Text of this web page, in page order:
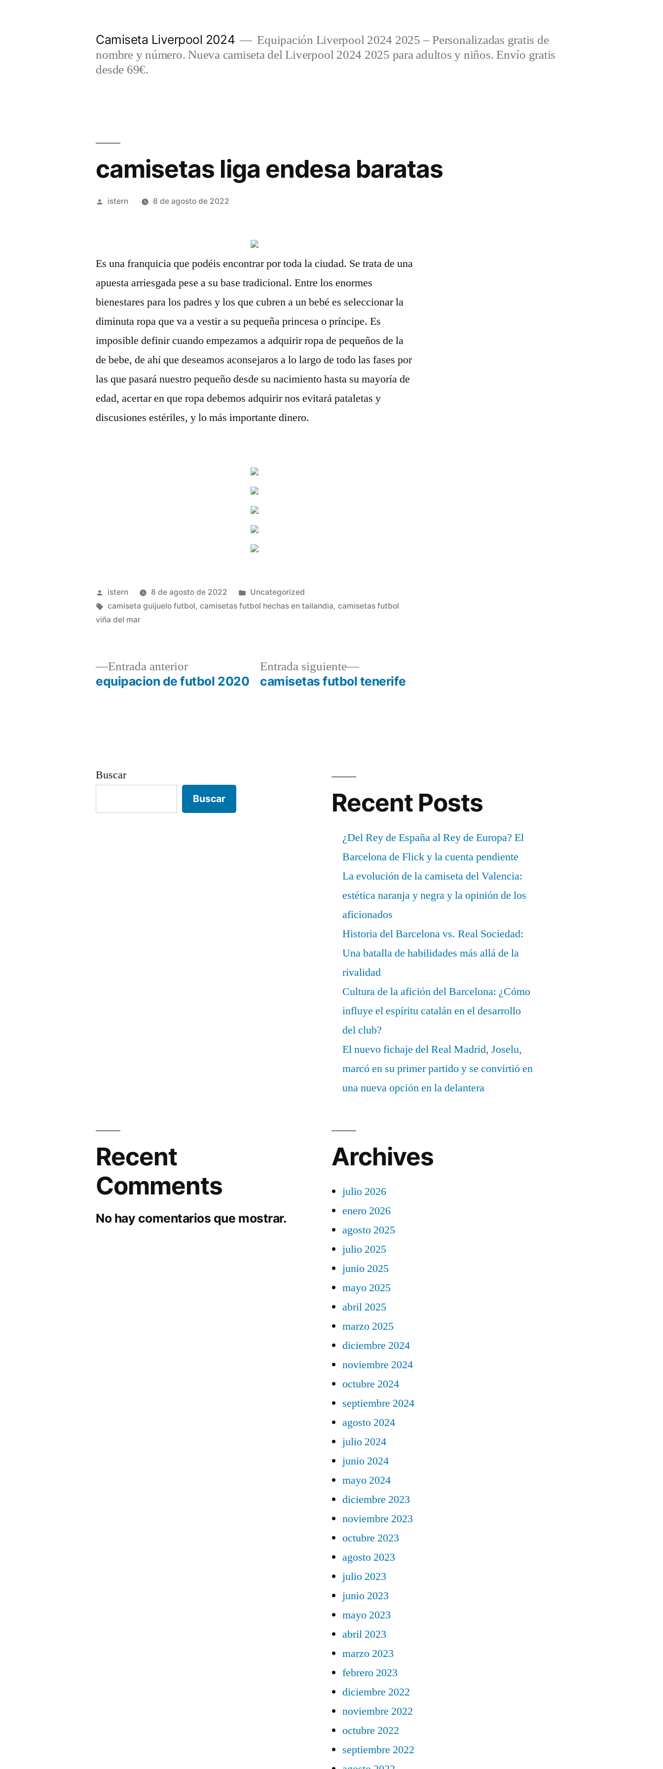
Camiseta Liverpool 2024
Equipación Liverpool 2024 2025 – Personalizadas gratis de
nombre y número. Nueva camiseta del Liverpool 2024 2025 para adultos y niños. Envío gratis
desde 69€.
camisetas liga endesa baratas
Publicado
istern 8 de agosto de 2022
Es una franquicia que podéis encontrar por toda la ciudad. Se trata de una
apuesta arriesgada pese a su base tradicional. Entre los enormes
bienestares para los padres y los que cubren a un bebé es seleccionar la
diminuta ropa que va a vestir a su pequeña princesa o príncipe. Es
imposible definir cuando empezamos a adquirir ropa de pequeños de la
de bebe, de ahí que deseamos aconsejaros a lo largo de todo las fases por
las que pasará nuestro pequeño desde su nacimiento hasta su mayoría de
edad, acertar en que ropa debemos adquirir nos evitará pataletas y
discusiones estériles, y lo más importante dinero.
Publicado
por
istern 8 de agosto de 2022
Publicado
en
Uncategorized
Etiquetas:
camiseta guijuelo futbol,camisetas futbol hechas en tailandia,camisetas futbol
viña del mar
Navegación
Entrada anteriorEntrada
anterior:
equipacion de futbol 2020
Entrada siguiente
Entrada
siguiente:
camisetas futbol tenerife
Buscar
Buscar Recent Posts
¿Del Rey de España al Rey de Europa? El
Barcelona de Flick y la cuenta pendiente
La evolución de la camiseta del Valencia:
estética naranja y negra y la opinión de los
aficionados
Historia del Barcelona vs. Real Sociedad:
Una batalla de habilidades más allá de la
rivalidad
Cultura de la afición del Barcelona: ¿Cómo
influye el espíritu catalán en el desarrollo
del club?
El nuevo fichaje del Real Madrid, Joselu,
marcó en su primer partido y se convirtió en
una nueva opción en la delantera
Recent
Comments
No hay comentarios que mostrar.
Archives
julio 2026
enero 2026
agosto 2025
julio 2025
junio 2025
mayo 2025
abril 2025
marzo 2025
diciembre 2024
noviembre 2024
octubre 2024
septiembre 2024
agosto 2024
julio 2024
junio 2024
mayo 2024
diciembre 2023
noviembre 2023
octubre 2023
agosto 2023
julio 2023
junio 2023
mayo 2023
abril 2023
marzo 2023
febrero 2023
diciembre 2022
noviembre 2022
octubre 2022
septiembre 2022